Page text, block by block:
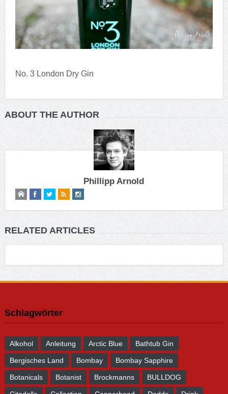
No. 3 London Dry Gin
ABOUT THE AUTHOR
Phillipp Arnold
RELATED ARTICLES
Schlagwörter
Alkohol Anleitung Arctic Blue Bathtub Gin
Bergisches Land Bombay Bombay Sapphire
Botanicals Botanist Brockmanns BULLDOG